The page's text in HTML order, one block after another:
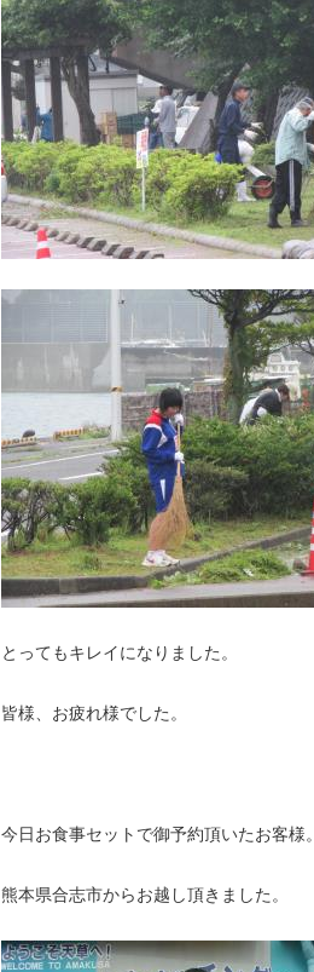
とってもキレイになりました。
皆様、お疲れ様でした。
今日お食事セットで御予約頂いたお客様。
熊本県合志市からお越し頂きました。